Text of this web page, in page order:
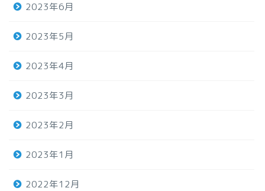
2023年6月
2023年5月
2023年4月
2023年3月
2023年2月
2023年1月
2022年12月